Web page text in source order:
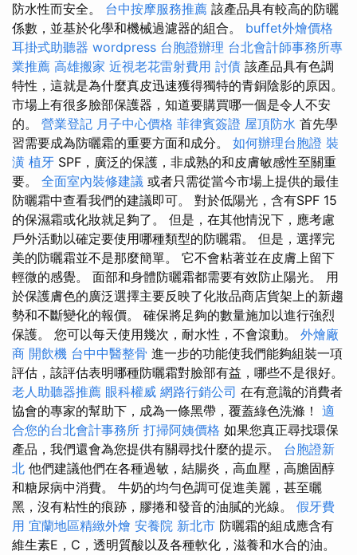
防水性而安全。 台中按摩服務推薦 該產品具有較高的防曬
係數，並基於化學和機械過濾器的組合。 buffet外燴價格
耳掛式助聽器 wordpress 台胞證辦理 台北會計師事務所專
業推薦 高雄搬家 近視老花雷射費用 討債 該產品具有色調
特性，這就是為什麼真皮迅速獲得獨特的青銅陰影的原因。
市場上有很多臉部保護器，知道要購買哪一個是令人不安
的。 營業登記 月子中心價格 菲律賓簽證 屋頂防水 首先學
習需要成為防曬霜的重要方面和成分。 如何辦理台胞證 裝
潢 植牙 SPF，廣泛的保護，非成熟的和皮膚敏感性至關重
要。 全面室內裝修建議 或者只需從當今市場上提供的最佳
防曬霜中查看我們的建議即可。 對於低陽光，含有SPF 15
的保濕霜或化妝就足夠了。 但是，在其他情況下，應考慮
戶外活動以確定要使用哪種類型的防曬霜。 但是，選擇完
美的防曬霜並不是那麼簡單。 它不會粘著並在皮膚上留下
輕微的感覺。 面部和身體防曬霜都需要有效防止陽光。 用
於保護膚色的廣泛選擇主要反映了化妝品商店貨架上的新趨
勢和不斷變化的報價。 確保將足夠的數量施加以進行強烈
保護。 您可以每天使用幾次，耐水性，不會滾動。 外燴廠
商 開飲機 台中中醫整骨 進一步的功能使我們能夠組裝一項
評估，該評估表明哪種防曬霜對臉部有益，哪些不是很好。
老人助聽器推薦 眼科權威 網路行銷公司 在有意識的消費者
協會的專家的幫助下，成為一條黑帶，覆蓋綠色洗滌！ 適
合您的台北會計事務所 打掃阿姨價格 如果您真正尋找環保
產品，我們還會為您提供有關尋找什麼的提示。 台胞證新
北 他們建議他們在各種過敏，結腸炎，高血壓，高膽固醇
和糖尿病中消費。 牛奶的均勻色調可促進美麗，甚至曬
黑，沒有粘性的痕跡，膠捲和發音的油膩的光線。 假牙費
用 宜蘭地區精緻外燴 安養院 新北市 防曬霜的組成應含有
維生素E，C，透明質酸以及各種軟化，滋養和水合的油。